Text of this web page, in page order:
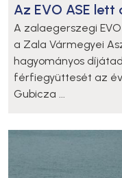
Az EVO ASE
A zalaegerszegi
a Zala Vármegyei
hagyományos
férfiegyüttesét az
Gubicza ...